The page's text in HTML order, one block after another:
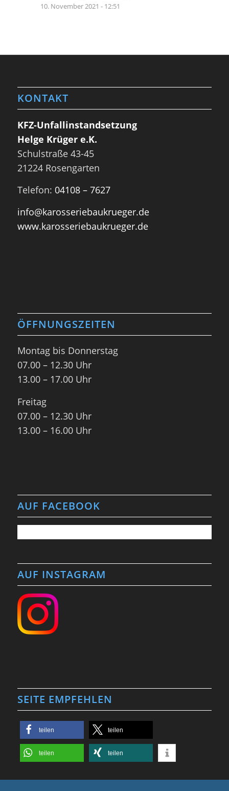
10. November 2021 - 12:51
KONTAKT
KFZ-Unfallinstandsetzung
Helge Krüger e.K.
Schulstraße 43-45
21224 Rosengarten
Telefon: 04108 – 7627
info@karosseriebaukrueger.de
www.karosseriebaukrueger.de
ÖFFNUNGSZEITEN
Montag bis Donnerstag
07.00 – 12.30 Uhr
13.00 – 17.00 Uhr
Freitag
07.00 – 12.30 Uhr
13.00 – 16.00 Uhr
AUF FACEBOOK
AUF INSTAGRAM
SEITE EMPFEHLEN
teilen teilen
teilen teilen